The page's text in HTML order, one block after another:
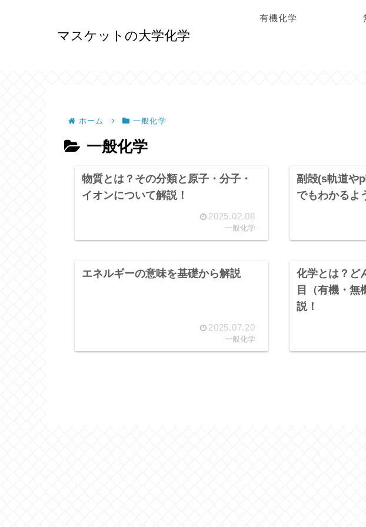
マスケットの大学化学
有機化学
ホーム 一般化学
一般化学
物質とは？その分類と原子・分子・
イオンについて解説！
2025.02.08
一般化学
副殻(s軌道や
でもわかるよ
エネルギーの意味を基礎から解説
2025.07.20
一般化学
化学とは？ど
目（有機・無
説！